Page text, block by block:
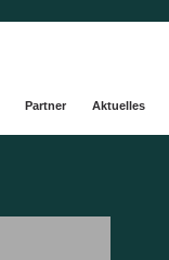
Partner Aktuelles